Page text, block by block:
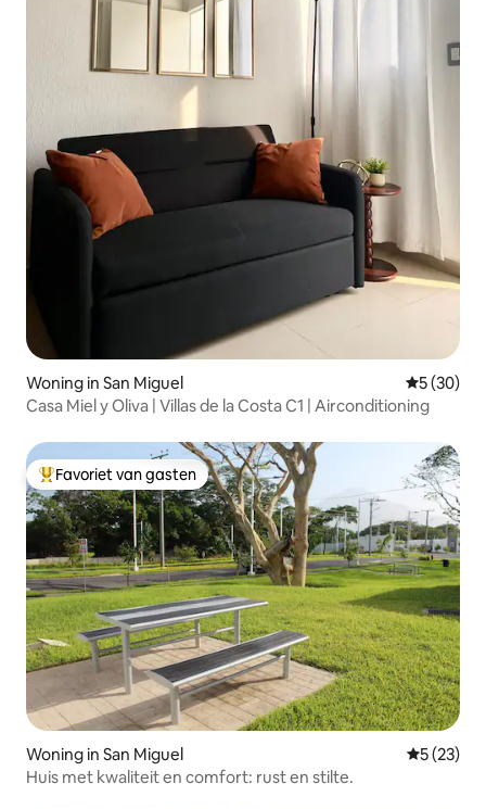
Woning in San Miguel
5 (30)
Casa Miel y Oliva | Villas de la Costa C1 | Airconditioning
Topfavoriet van gasten
Favoriet van gasten
Woning in San Miguel
5 (23)
Huis met kwaliteit en comfort: rust en stilte.